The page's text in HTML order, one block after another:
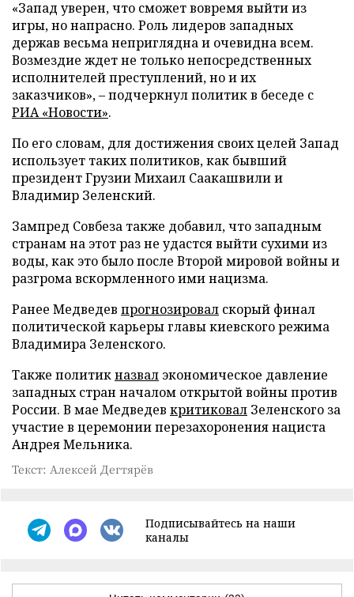
«Запад уверен, что сможет вовремя выйти из
игры, но напрасно. Роль лидеров западных
держав весьма неприглядна и очевидна всем.
Возмездие ждет не только непосредственных
исполнителей преступлений, но и их
заказчиков», – подчеркнул политик в беседе с
РИА «Новости».
По его словам, для достижения своих целей Запад
использует таких политиков, как бывший
президент Грузии Михаил Саакашвили и
Владимир Зеленский.
Зампред Совбеза также добавил, что западным
странам на этот раз не удастся выйти сухими из
воды, как это было после Второй мировой войны и
разгрома вскормленного ими нацизма.
Ранее Медведев прогнозировал скорый финал
политической карьеры главы киевского режима
Владимира Зеленского.
Также политикназвал экономическое давление
западных стран началом открытой войны против
России. В мае Медведев критиковал Зеленского за
участие в церемонии перезахоронения нациста
Андрея Мельника.
Текст: Алексей Дегтярёв
Подписывайтесь на наши
каналы